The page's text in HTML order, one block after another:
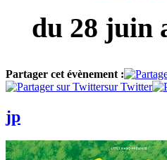
du 28 juin
Partager cet évènement :
sur Twitter
jp